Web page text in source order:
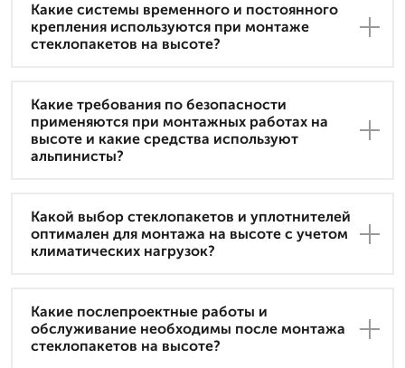
Какие системы временного и постоянного
крепления используются при монтаже
стеклопакетов на высоте?
Какие требования по безопасности
применяются при монтажных работах на
высоте и какие средства используют
альпинисты?
Какой выбор стеклопакетов и уплотнителей
оптимален для монтажа на высоте с учетом
климатических нагрузок?
Какие послепроектные работы и
обслуживание необходимы после монтажа
стеклопакетов на высоте?